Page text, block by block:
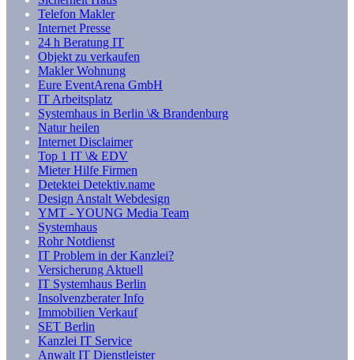
Telefon Makler
Internet Presse
24 h Beratung IT
Objekt zu verkaufen
Makler Wohnung
Eure EventArena GmbH
IT Arbeitsplatz
Systemhaus in Berlin \& Brandenburg
Natur heilen
Internet Disclaimer
Top 1 IT \& EDV
Mieter Hilfe Firmen
Detektei Detektiv.name
Design Anstalt Webdesign
YMT - YOUNG Media Team
Systemhaus
Rohr Notdienst
IT Problem in der Kanzlei?
Versicherung Aktuell
IT Systemhaus Berlin
Insolvenzberater Info
Immobilien Verkauf
SET Berlin
Kanzlei IT Service
Anwalt IT Dienstleister